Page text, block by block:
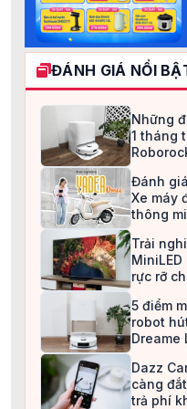
ĐÁNH GIÁ NỔI
Những
1 tháng
Đánh giá
Xe máy
thông
Trải
MiniLED
rực rỡ
5 điểm
robot
Dreame
Dazz
càng
trả phí